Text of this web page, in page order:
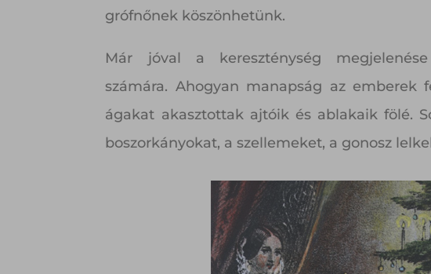
grófnőnek köszönhetünk.
Már jóval a kereszténység
számára. Ahogyan manapság az
ágakat akasztottak ajtóik és ablakaik fölé.
boszorkányokat, a szellemeket, a gonosz